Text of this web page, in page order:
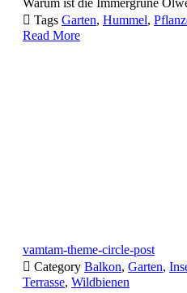
 Tags Garten, Hummel,
Read More
vamtam-theme-circle-post
 Category Balkon, Garten,
Terrasse, Wildbienen